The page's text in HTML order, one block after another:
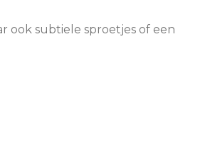
ook subtiele sproetjes of een